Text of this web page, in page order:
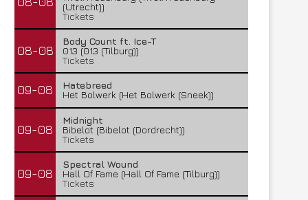
(Utrecht))
Tickets
08-08
Body Count ft. Ice-T
013 (013 (Tilburg))
Tickets
09-08
Hatebreed
Het Bolwerk (Het Bolwerk (Sneek))
09-08
Midnight
Bibelot (Bibelot (Dordrecht))
Tickets
09-08
Spectral Wound
Hall Of Fame (Hall Of Fame (Tilburg))
Tickets